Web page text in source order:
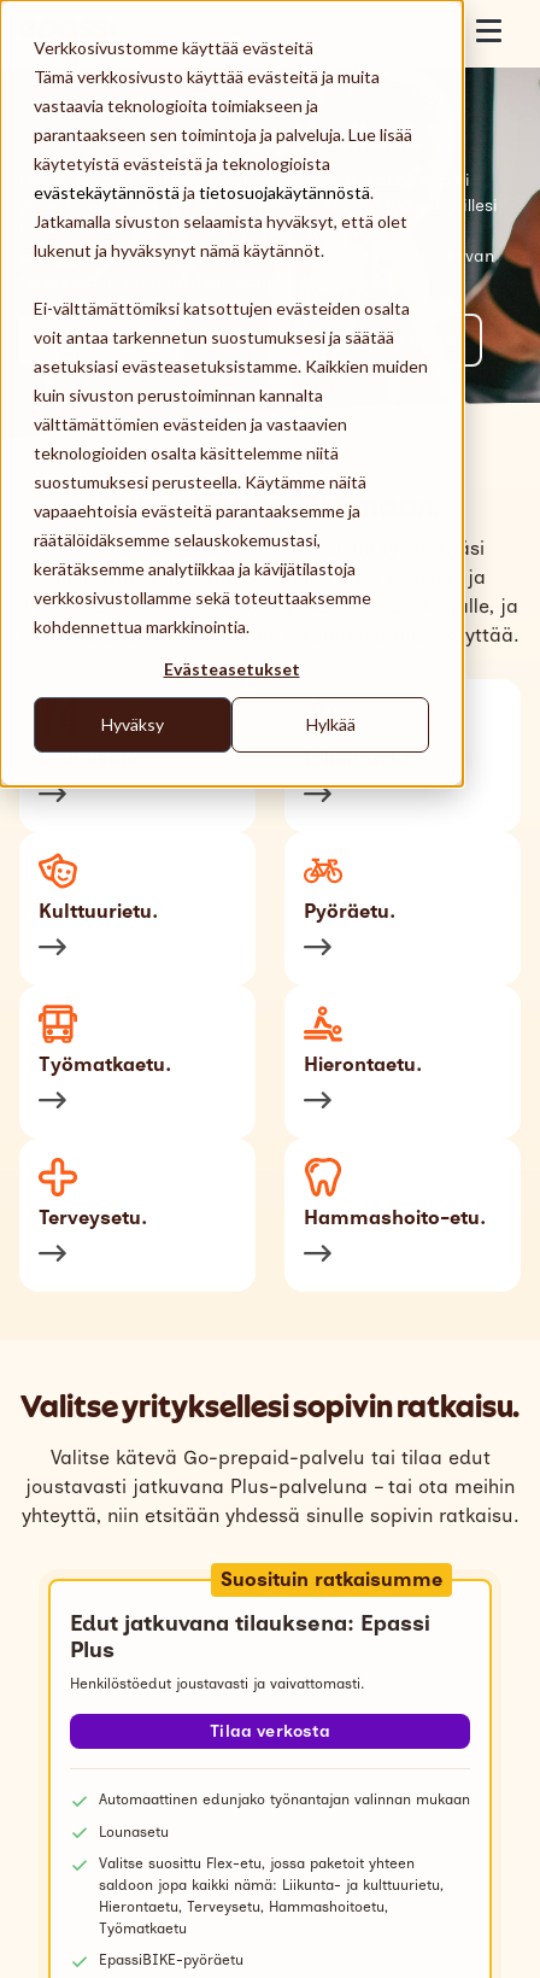
Verkkosivustomme käyttää evästeitä
Tämä verkkosivusto käyttää evästeitä ja muita
vastaavia teknologioita toimiakseen ja
parantaakseen sen toimintoja ja palveluja. Lue lisää
käytetyistä evästeistä ja teknologioista
evästekäytännöstä ja tietosuojakäytännöstä.
Jatkamalla sivuston selaamista hyväksyt, että olet
lukenut ja hyväksynyt nämä käytännöt.
Ei-välttämättömiksi katsottujen evästeiden osalta
voit antaa tarkennetun suostumuksesi ja säätää
asetuksiasi evästeasetuksistamme. Kaikkien muiden
kuin sivuston perustoiminnan kannalta
välttämättömien evästeiden ja vastaavien
teknologioiden osalta käsittelemme niitä
suostumuksesi perusteella. Käytämme näitä
vapaaehtoisia evästeitä parantaaksemme ja
räätälöidäksemme selauskokemustasi,
kerätäksemme analytiikkaa ja kävijätilastoja
verkkosivustollamme sekä toteuttaaksemme
kohdennettua markkinointia.
Evästeasetukset
Hyväksy Hylkää
Skip to content
Työnantaja
Työntekijä
Palveluntarjoaja
Meistä
Kirjaudu
Tilaa Epassi
Käyttöpaikat
Tuki
Tilaa Epassiyrityksellesi.
Epassilta saat kaikki verovapaat henkilöstöedut helposti
yhdestä paikasta. Palvelumme kautta tarjoat työntekijöillesi
lounas-, liikunta-, kulttuuri- ja työmatkaedun sekä
kokonaisvaltaista terveydenhoitoa ja palautumista tukevan
Aloita tilaus Ota yhteyttä ja kysy lisää
Tutustu etuvalikoimaan.
Kokoa etupaketti, jonka juuri sinun työntekijäsi
haluavat. Voit myös paketoida edut Lounas- ja
Pyöräetua lukuunottamatta yhden Flex-saldon alle, ja
käyttäjä päättää itse, miten mieluiten etunsa käyttää.
Lounasetu. Liikuntaetu.
Kulttuurietu. Pyöräetu.
Työmatkaetu. Hierontaetu.
Terveysetu. Hammashoito-etu.
Valitse yrityksellesi sopivin ratkaisu.
Valitse kätevä Go-prepaid-palvelu tai tilaa edut
joustavasti jatkuvana Plus-palveluna – tai ota meihin
yhteyttä, niin etsitään yhdessä sinulle sopivin ratkaisu.
Suosituin ratkaisumme
Edut jatkuvana tilauksena: Epassi
Plus
Henkilöstöedut joustavasti ja vaivattomasti.
Tilaa verkosta
Automaattinen edunjako työnantajan valinnan mukaan
Lounasetu
Valitse suosittu Flex-etu, jossa paketoit yhteen
saldoon jopa kaikki nämä: Liikunta- ja kulttuurietu,
Hierontaetu, Terveysetu, Hammashoitoetu,
Työmatkaetu
EpassiBIKE-pyöräetu